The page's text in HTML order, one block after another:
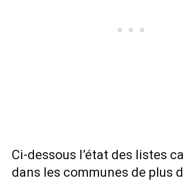
Ci-dessous l’état des listes
dans les communes de plus